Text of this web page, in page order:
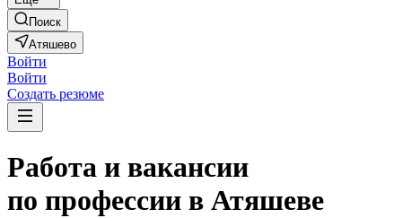
Поиск
Атяшево
Войти
Войти
Создать резюме
Работа и вакансии
по профессии в Атяшеве